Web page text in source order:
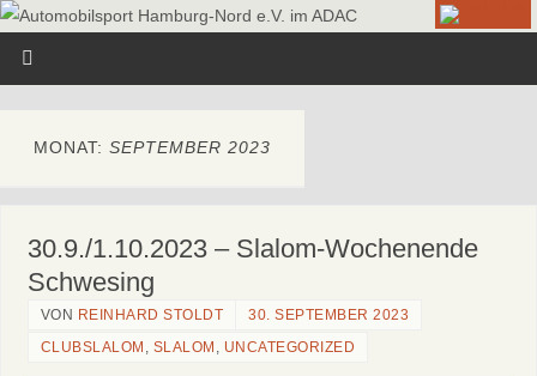
MONAT: SEPTEMBER 2023
30.9./1.10.2023 – Slalom-Wochenende
Schwesing
VON REINHARD STOLDT
30. SEPTEMBER 2023
CLUBSLALOM , SLALOM , UNCATEGORIZED